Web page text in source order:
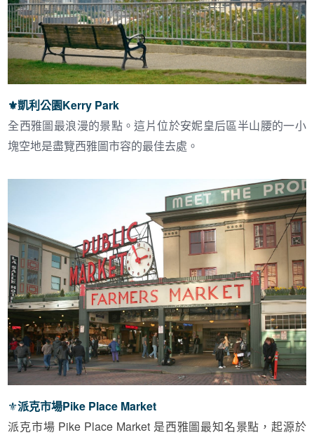
⚜︎凱利公園Kerry Park
全西雅圖最浪漫的景點。這片位於安妮皇后區半山腰的一小
塊空地是盡覽西雅圖市容的最佳去處。
⚜︎派克市場Pike Place Market
派克市場 Pike Place Market 是西雅圖最知名景點，起源於